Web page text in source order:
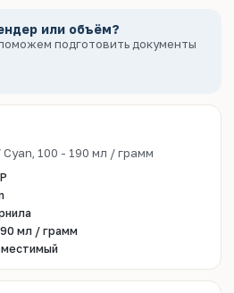
или объём?
подготовить документы
100 - 190 мл / грамм
мл / грамм